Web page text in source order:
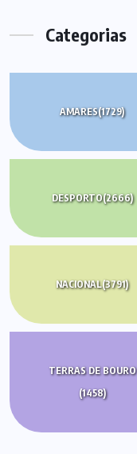
Categorias
AMARES(1729)
DESPORTO(2666)
NACIONAL(3791)
TERRAS DE BOURO
(1458)